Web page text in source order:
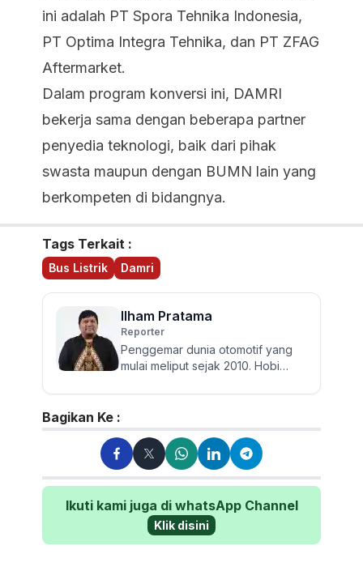
ini adalah PT Spora Tehnika Indonesia,
PT Optima Integra Tehnika, dan PT ZFAG
Aftermarket.
Dalam program konversi ini, DAMRI
bekerja sama dengan beberapa partner
penyedia teknologi, baik dari pihak
swasta maupun dengan BUMN lain yang
berkompeten di bidangnya.
Tags Terkait :
Bus Listrik Damri
Ilham Pratama
Reporter
Penggemar dunia otomotif yang
mulai meliput sejak 2010. Hobi
bersepeda. Pengguna
Bagikan Ke :
Ikuti kami juga di whatsApp Channel
Klik disini